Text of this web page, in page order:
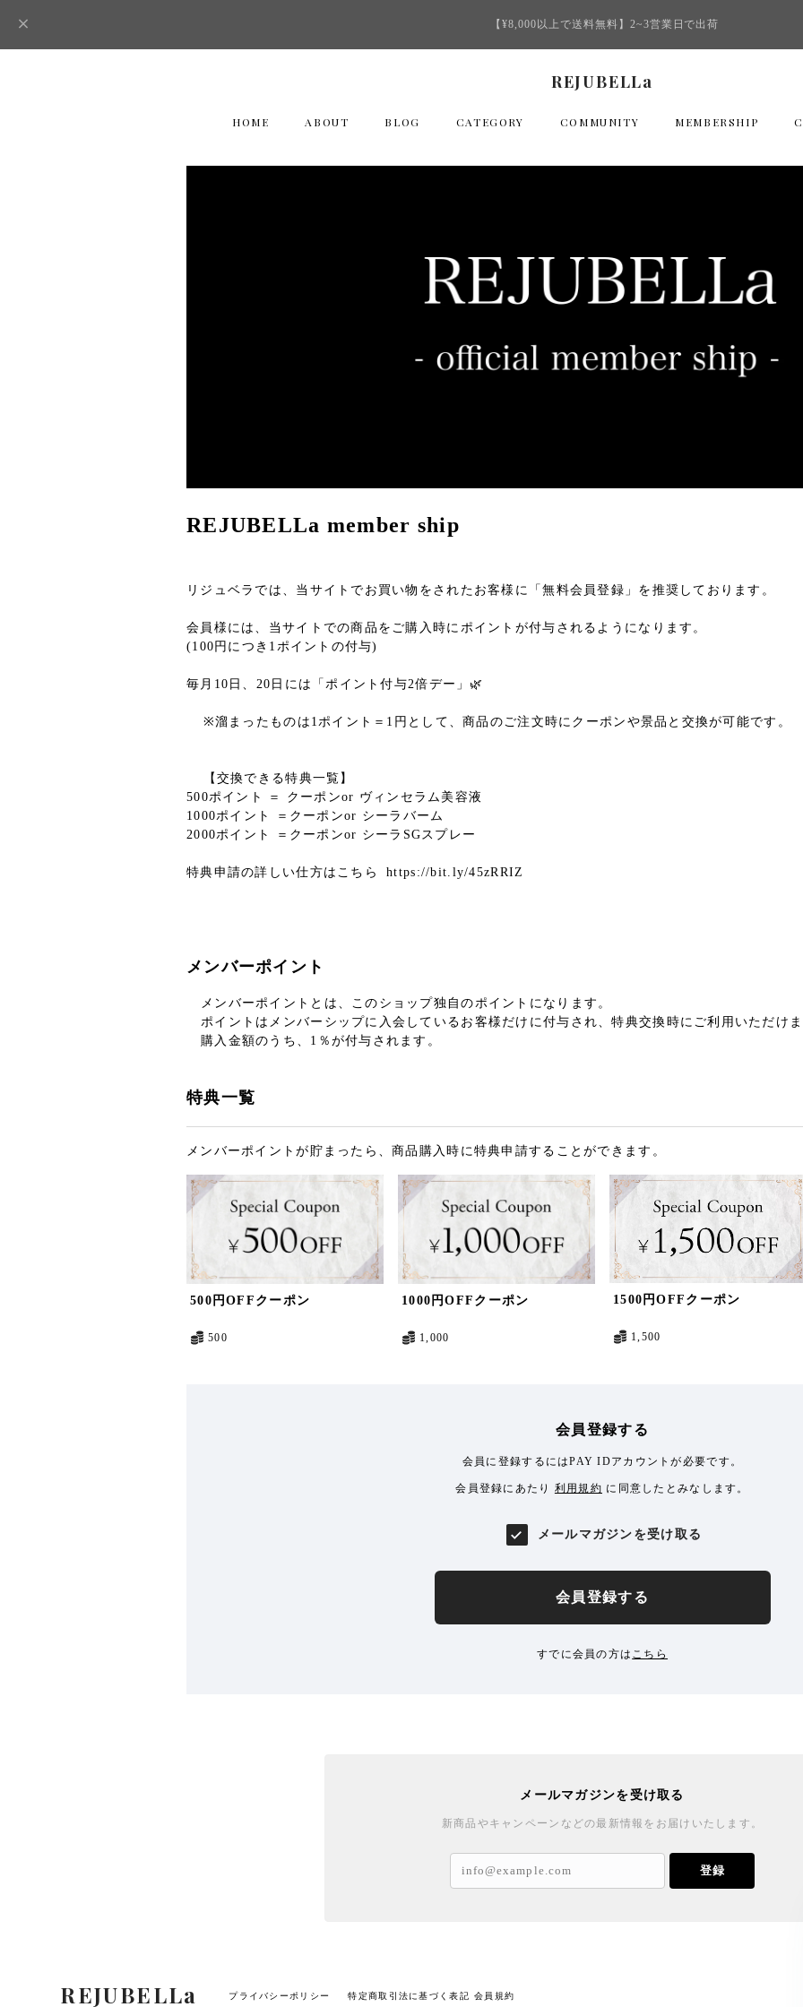
【¥8,000以上で送料無料】2~3営業日で出荷
REJUBELLa
HOME ABOUT BLOG CATEGORY COMMUNITY MEMBERSHIP
REJUBELLa member ship
リジュベラでは、当サイトでお買い物をされたお客様に「無料会員登録」を推奨しております。
会員様には、当サイトでの商品をご購入時にポイントが付与されるようになります。
(100円につき1ポイントの付与)
毎月10日、20日には「ポイント付与2倍デー」🌿
※溜まったものは1ポイント＝1円として、商品のご注文時にクーポンや景品と交換が可能です。
【交換できる特典一覧】
500ポイント ＝ クーポンor ヴィンセラム美容液
1000ポイント ＝クーポンor シーラバーム
2000ポイント ＝クーポンor シーラSGスプレー
特典申請の詳しい仕方はこちら https://bit.ly/45zRRIZ
メンバーポイント
メンバーポイントとは、このショップ独自のポイントになります。
ポイントはメンバーシップに入会しているお客様だけに付与され、特典交換時にご利用いただけ
購入金額のうち、1％が付与されます。
特典一覧
メンバーポイントが貯まったら、商品購入時に特典申請することができます。
500円OFFクーポン
500
1000円OFFクーポン
1,000
1500円OFFクーポン
1,500
会員登録する
会員に登録するにはPAY IDアカウントが必要です。
会員登録にあたり 利用規約 に同意したとみなします。
メールマガジンを受け取る
会員登録する
すでに会員の方は こちら
メールマガジンを受け取る
新商品やキャンペーンなどの最新情報をお届けいたします。
登録
REJUBELLa プライバシーポリシー 特定商取引法に基づく表記 会員規約